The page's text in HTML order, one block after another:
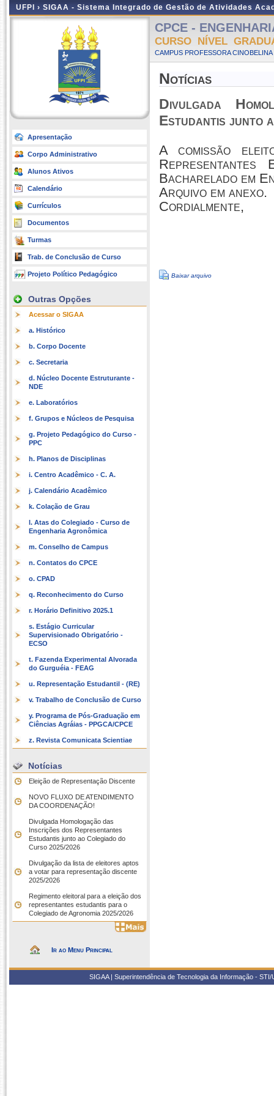
UFPI › SIGAA - Sistema Integrado de Gestão de Atividades
Apresentação
Corpo Administrativo
Alunos Ativos
Calendário
Currículos
Documentos
Turmas
Trab. de Conclusão de Curso
Projeto Político Pedagógico
Outras Opções
Acessar o SIGAA
a. Histórico
b. Corpo Docente
c. Secretaria
d. Núcleo Docente Estruturante -
NDE
e. Laboratórios
f. Grupos e Núcleos de Pesquisa
g. Projeto Pedagógico do Curso -
PPC
h. Planos de Disciplinas
i. Centro Acadêmico - C. A.
j. Calendário Acadêmico
k. Colação de Grau
l. Atas do Colegiado - Curso de
Engenharia Agronômica
m. Conselho de Campus
n. Contatos do CPCE
o. CPAD
q. Reconhecimento do Curso
r. Horário Definitivo 2025.1
s. Estágio Curricular
Supervisionado Obrigatório -
ECSO
t. Fazenda Experimental Alvorada
do Gurguéia - FEAG
u. Representação Estudantil - (RE)
v. Trabalho de Conclusão de Curso
y. Programa de Pós-Graduação em
Ciências Agráias - PPGCA/CPCE
z. Revista Comunicata Scientiae
Notícias
Eleição de Representação Discente
NOVO FLUXO DE ATENDIMENTO
DA COORDENAÇÃO!
Divulgada Homologação das
Inscrições dos Representantes
Estudantis junto ao Colegiado do
Curso 2025/2026
Divulgação da lista de eleitores aptos
a votar para representação discente
2025/2026
Regimento eleitoral para a eleição dos
representantes estudantis para o
Colegiado de Agronomia 2025/2026
Ir ao Menu Principal
CPCE -
CURSO NÍVEL
CAMPUS PROFESSORA CINOBELINA
Notícias
Divulgada
Estudantis junto
A comissão
Bacharelado em
Arquivo em anexo.
Cordialmente,
Baixar arquivo
SIGAA | Superintendência de Tecnologia da Informação -